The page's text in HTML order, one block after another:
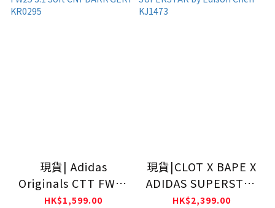
現貨| Adidas
Originals CTT FW25
3.1 Soft CNY DARK
HK$1,599.00
現貨|CLOT X BAPE X
ADIDAS SUPERSTAR
by Edison Chen
HK$2,399.00